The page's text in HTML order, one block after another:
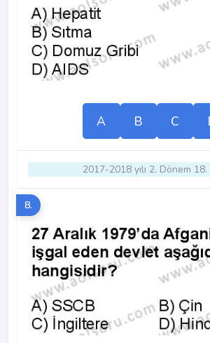
A B C
2017-2018 yılı 2. Dönem
8.